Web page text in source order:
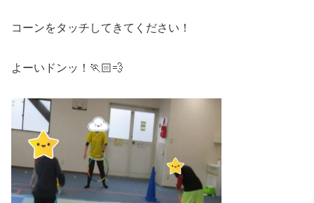
コーンをタッチしてきてください！
よーいドンッ！🏃🏻💨